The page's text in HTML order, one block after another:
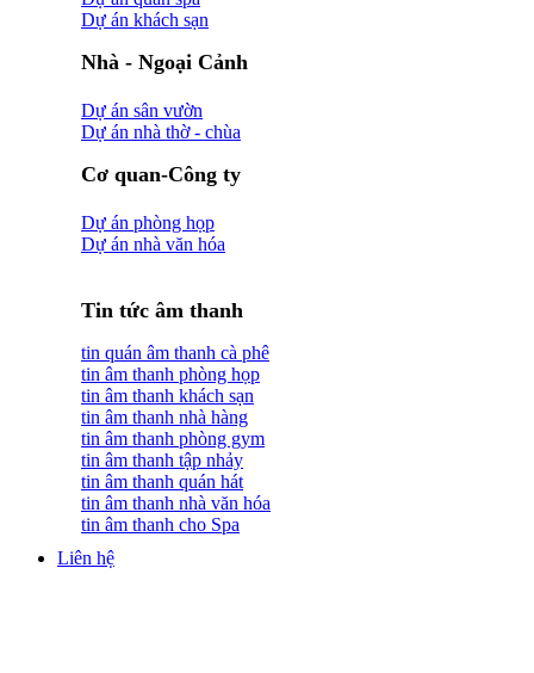
Dự án khách sạn
Nhà - Ngoại Cảnh
Dự án sân vườn
Dự án nhà thờ - chùa
Cơ quan-Công ty
Dự án phòng họp
Dự án nhà văn hóa
Tin tức âm thanh
tin quán âm thanh cà phê
tin âm thanh phòng họp
tin âm thanh khách sạn
tin âm thanh nhà hàng
tin âm thanh phòng gym
tin âm thanh tập nhảy
tin âm thanh quán hát
tin âm thanh nhà văn hóa
tin âm thanh cho Spa
Liên hệ